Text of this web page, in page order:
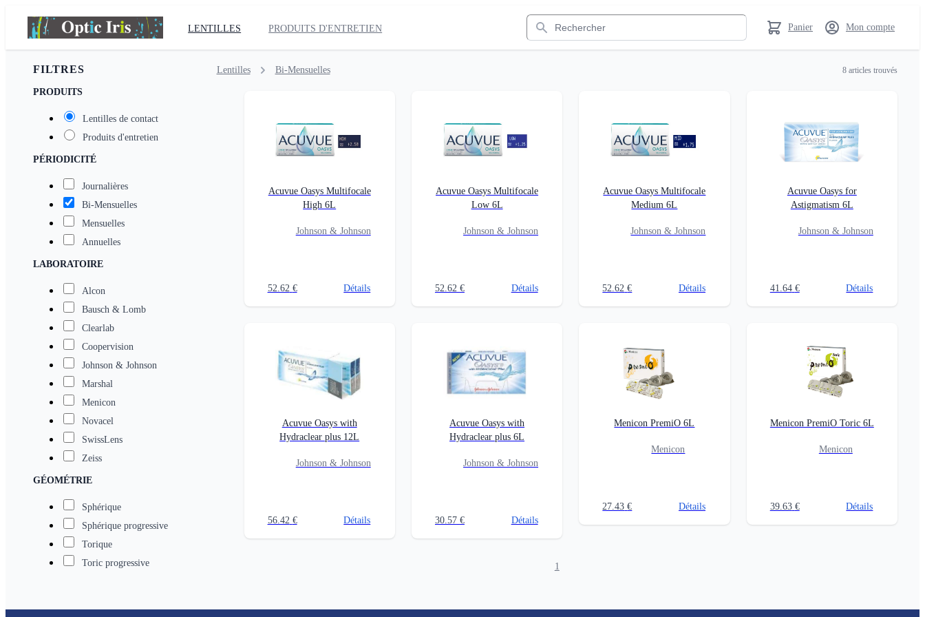
LENTILLES PRODUITS D'ENTRETIEN
Rechercher
Panier Mon compte
FILTRES
PRODUITS
Lentilles de contact
Produits d'entretien
PÉRIODICITÉ
Journalières
Bi-Mensuelles
Mensuelles
Annuelles
LABORATOIRE
Alcon
Bausch & Lomb
Clearlab
Coopervision
Johnson & Johnson
Marshal
Menicon
Novacel
SwissLens
Zeiss
GÉOMÉTRIE
Sphérique
Sphérique progressive
Torique
Toric progressive
Lentilles Bi-Mensuelles 8 articles trouvés
Acuvue Oasys Multifocale
High 6L
Johnson & Johnson
52.62 € Détails
Acuvue Oasys Multifocale
Low 6L
Johnson & Johnson
52.62 € Détails
Acuvue Oasys Multifocale
Medium 6L
Johnson & Johnson
52.62 € Détails
Acuvue Oasys for
Astigmatism 6L
Johnson & Johnson
41.64 € Détails
Acuvue Oasys with
Hydraclear plus 12L
Johnson & Johnson
56.42 € Détails
Acuvue Oasys with
Hydraclear plus 6L
Johnson & Johnson
30.57 € Détails
Menicon PremiO 6L
Menicon
27.43 € Détails
Menicon PremiO Toric 6L
Menicon
39.63 € Détails
1